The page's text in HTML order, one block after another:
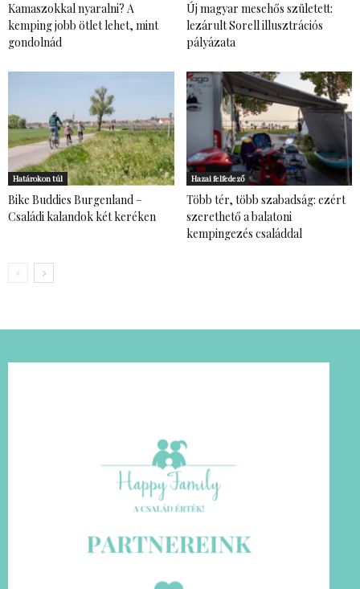
Kamaszokkal nyaralni? A
kemping jobb ötlet lehet, mint
gondolnád
Új magyar mesehős született:
lezárult Sorell illusztrációs
pályázata
Határokon túl
Bike Buddies Burgenland –
Családi kalandok két keréken
Hazai felfedező
Több tér, több szabadság: ezért
szerethető a balatoni
kempingezés családdal